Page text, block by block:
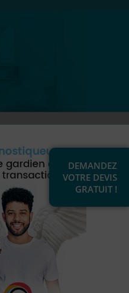
DEMANDEZ
VOTRE DEVIS
GRATUIT !